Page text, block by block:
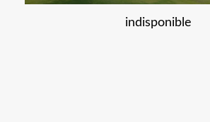
indisponible